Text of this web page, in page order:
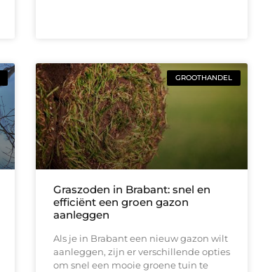
GROOTHANDEL
Graszoden in Brabant: snel en
efficiënt een groen gazon
aanleggen
Als je in Brabant een nieuw gazon wilt
aanleggen, zijn er verschillende opties
om snel een mooie groene tuin te